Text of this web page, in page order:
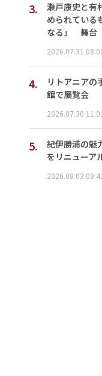
3.
瀬戸康史と有
められている
なる」 舞台
2026.07.31
4.
リトアニア
館で展覧会
2026.07.30 11:01
5.
紀伊勝浦の
をリニューア
2026.08.03 09:41